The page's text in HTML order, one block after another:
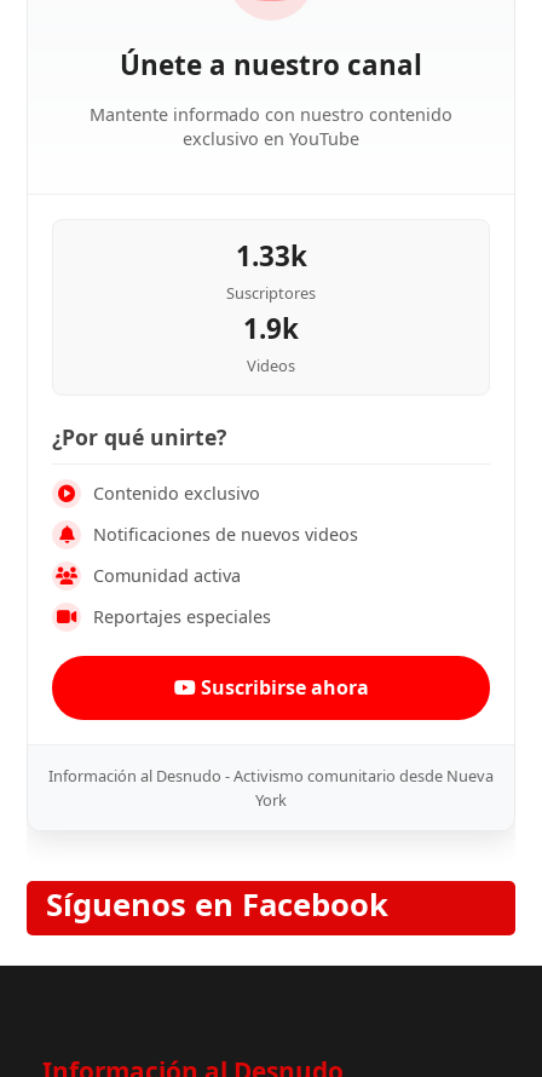
Únete a nuestro canal
Mantente informado con nuestro contenido
exclusivo en YouTube
1.33k
Suscriptores
1.9k
Videos
¿Por qué unirte?
Contenido exclusivo
Notificaciones de nuevos videos
Comunidad activa
Reportajes especiales
Suscribirse ahora
Información al Desnudo - Activismo comunitario desde Nueva
York
Síguenos en Facebook